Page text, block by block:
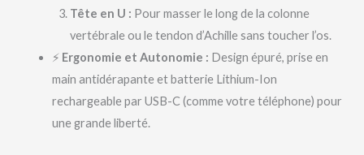
Tête en U : Pour masser le long de la colonne
vertébrale ou le tendon d’Achille sans toucher l’os.
⚡ Ergonomie et Autonomie : Design épuré, prise en
main antidérapante et batterie Lithium-Ion
rechargeable par USB-C (comme votre téléphone) pour
une grande liberté.